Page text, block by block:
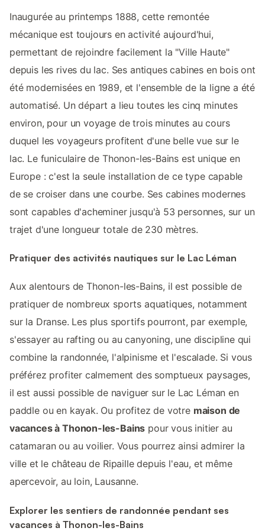
Inaugurée au printemps 1888, cette remontée
mécanique est toujours en activité aujourd'hui,
permettant de rejoindre facilement la "Ville Haute"
depuis les rives du lac. Ses antiques cabines en bois ont
été modernisées en 1989, et l'ensemble de la ligne a été
automatisé. Un départ a lieu toutes les cinq minutes
environ, pour un voyage de trois minutes au cours
duquel les voyageurs profitent d'une belle vue sur le
lac. Le funiculaire de Thonon-les-Bains est unique en
Europe : c'est la seule installation de ce type capable
de se croiser dans une courbe. Ses cabines modernes
sont capables d'acheminer jusqu'à 53 personnes, sur un
trajet d'une longueur totale de 230 mètres.
Pratiquer des activités nautiques sur le Lac Léman
Aux alentours de Thonon-les-Bains, il est possible de
pratiquer de nombreux sports aquatiques, notamment
sur la Dranse. Les plus sportifs pourront, par exemple,
s'essayer au rafting ou au canyoning, une discipline qui
combine la randonnée, l'alpinisme et l'escalade. Si vous
préférez profiter calmement des somptueux paysages,
il est aussi possible de naviguer sur le Lac Léman en
paddle ou en kayak. Ou profitez de votre maison de
vacances à Thonon-les-Bains pour vous initier au
catamaran ou au voilier. Vous pourrez ainsi admirer la
ville et le château de Ripaille depuis l'eau, et même
apercevoir, au loin, Lausanne.
Explorer les sentiers de randonnée pendant ses
vacances à Thonon-les-Bains